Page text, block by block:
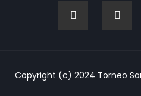
Copyright (c) 2024 Torneo